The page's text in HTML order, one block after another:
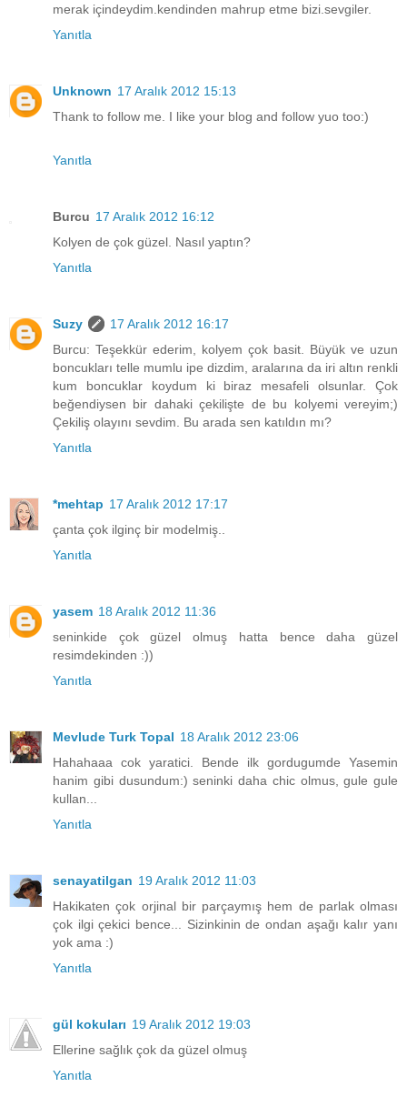
merak içindeydim.kendinden mahrup etme bizi.sevgiler.
Yanıtla
Unknown 17 Aralık 2012 15:13
Thank to follow me. I like your blog and follow yuo too:)
Yanıtla
Burcu 17 Aralık 2012 16:12
Kolyen de çok güzel. Nasıl yaptın?
Yanıtla
Suzy
17 Aralık 2012 16:17
Burcu: Teşekkür ederim, kolyem çok basit. Büyük ve uzun
boncukları telle mumlu ipe dizdim, aralarına da iri altın renkli
kum boncuklar koydum ki biraz mesafeli olsunlar. Çok
beğendiysen bir dahaki çekilişte de bu kolyemi vereyim;)
Çekiliş olayını sevdim. Bu arada sen katıldın mı?
Yanıtla
*mehtap 17 Aralık 2012 17:17
çanta çok ilginç bir modelmiş..
Yanıtla
yasem 18 Aralık 2012 11:36
seninkide çok güzel olmuş hatta bence daha güzel
resimdekinden :))
Yanıtla
Mevlude Turk Topal 18 Aralık 2012 23:06
Hahahaaa cok yaratici. Bende ilk gordugumde Yasemin
hanim gibi dusundum:) seninki daha chic olmus, gule gule
kullan...
Yanıtla
senayatilgan 19 Aralık 2012 11:03
Hakikaten çok orjinal bir parçaymış hem de parlak olması
çok ilgi çekici bence... Sizinkinin de ondan aşağı kalır yanı
yok ama :)
Yanıtla
gül kokuları 19 Aralık 2012 19:03
Ellerine sağlık çok da güzel olmuş
Yanıtla